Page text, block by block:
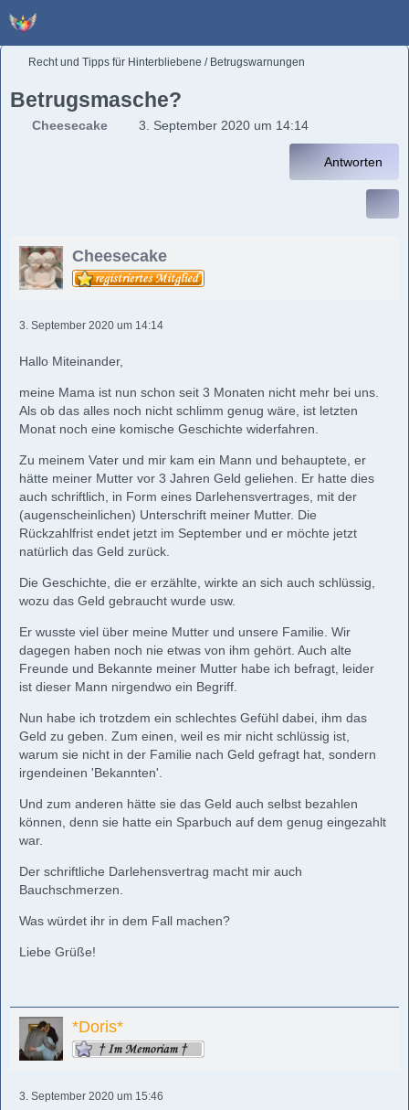
Recht und Tipps für Hinterbliebene / Betrugswarnungen
Betrugsmasche?
Cheesecake 3. September 2020 um 14:14
Antworten
Cheesecake
3. September 2020 um 14:14
Hallo Miteinander,
meine Mama ist nun schon seit 3 Monaten nicht mehr bei uns.
Als ob das alles noch nicht schlimm genug wäre, ist letzten
Monat noch eine komische Geschichte widerfahren.
Zu meinem Vater und mir kam ein Mann und behauptete, er
hätte meiner Mutter vor 3 Jahren Geld geliehen. Er hatte dies
auch schriftlich, in Form eines Darlehensvertrages, mit der
(augenscheinlichen) Unterschrift meiner Mutter. Die
Rückzahlfrist endet jetzt im September und er möchte jetzt
natürlich das Geld zurück.
Die Geschichte, die er erzählte, wirkte an sich auch schlüssig,
wozu das Geld gebraucht wurde usw.
Er wusste viel über meine Mutter und unsere Familie. Wir
dagegen haben noch nie etwas von ihm gehört. Auch alte
Freunde und Bekannte meiner Mutter habe ich befragt, leider
ist dieser Mann nirgendwo ein Begriff.
Nun habe ich trotzdem ein schlechtes Gefühl dabei, ihm das
Geld zu geben. Zum einen, weil es mir nicht schlüssig ist,
warum sie nicht in der Familie nach Geld gefragt hat, sondern
irgendeinen 'Bekannten'.
Und zum anderen hätte sie das Geld auch selbst bezahlen
können, denn sie hatte ein Sparbuch auf dem genug eingezahlt
war.
Der schriftliche Darlehensvertrag macht mir auch
Bauchschmerzen.
Was würdet ihr in dem Fall machen?
Liebe Grüße!
*Doris*
3. September 2020 um 15:46